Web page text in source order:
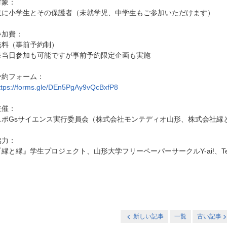
：
に小学生とその保護者（未就学児、中学生もご参加いただけます）
費：
（事前予約制）
日参加も可能ですが事前予約限定企画も実施
フォーム：
forms.gle/DEn5PgAy9vQcBxfP8
：
ポGsサイエンス実行委員会（株式会社モンテディオ山形、株式会社縁
：
縁と縁』学生プロジェクト、山形大学フリーペーパーサークルY-ai!、
新しい記事 一覧 古い記事